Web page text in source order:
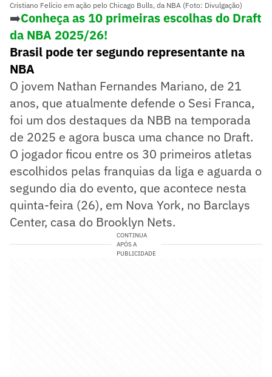
Cristiano Felício em ação pelo Chicago Bulls, da NBA (Foto: Divulgação)
➡️Conheça as 10 primeiras escolhas do Draft
da NBA 2025/26!
Brasil pode ter segundo representante na
NBA
O jovem Nathan Fernandes Mariano, de 21
anos, que atualmente defende o Sesi Franca,
foi um dos destaques da NBB na temporada
de 2025 e agora busca uma chance no Draft.
O jogador ficou entre os 30 primeiros atletas
escolhidos pelas franquias da liga e aguarda o
segundo dia do evento, que acontece nesta
quinta-feira (26), em Nova York, no Barclays
Center, casa do Brooklyn Nets.
CONTINUA
APÓS A
PUBLICIDADE